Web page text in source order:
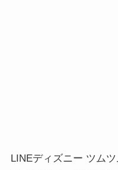
LINEディズニー ツム